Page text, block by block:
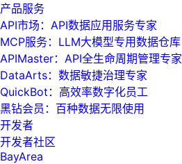
产品服务
API市场：API数据应用服务专家
MCP服务：LLM大模型专用数据仓库
APIMaster：API全生命周期管理专家
DataArts：数据敏捷治理专家
QuickBot：高效率数字化员工
黑钻会员：百种数据无限使用
开发者
开发者社区
BayArea